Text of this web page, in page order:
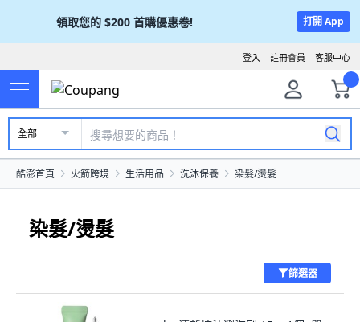
領取您的 $200 首購優惠卷! 打開 App
客服中心
註冊會員
登入
全部
酷澎首頁 火箭跨境 生活用品 洗沐保養 染髮/燙髮
染髮/燙髮
篩選器